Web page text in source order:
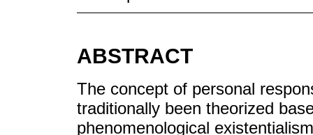
ABSTRACT
The concept of personal
traditionally been theorized
phenomenological